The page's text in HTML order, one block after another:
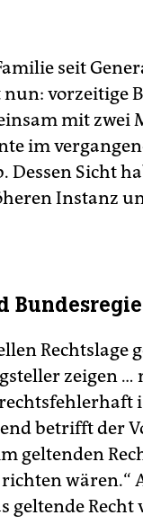
seit
vorzeitige
mit zwei
im
Dessen Sicht
Instanz
Rechtslage
zeigen …
betrifft der
geltenden
wären.“
geltende